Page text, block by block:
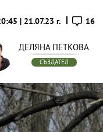
| 21.07.23 г. 16
ДЕЛЯНА ПЕТКОВА
СЪЗДАТЕЛ